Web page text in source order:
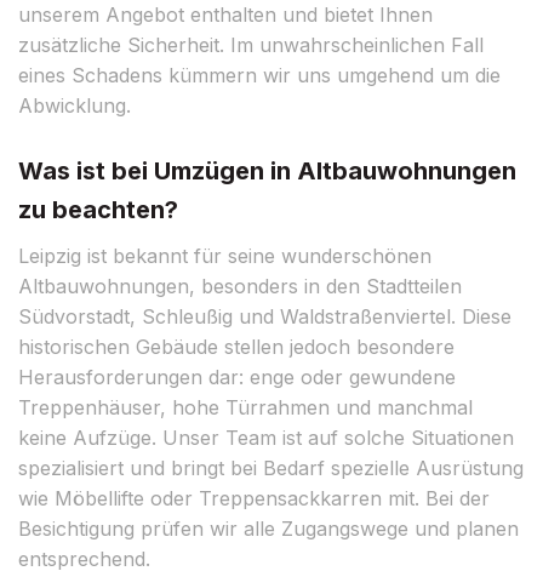
unserem Angebot enthalten und bietet Ihnen
zusätzliche Sicherheit. Im unwahrscheinlichen Fall
eines Schadens kümmern wir uns umgehend um die
Abwicklung.
Was ist bei Umzügen in Altbauwohnungen
zu beachten?
Leipzig ist bekannt für seine wunderschönen
Altbauwohnungen, besonders in den Stadtteilen
Südvorstadt, Schleußig und Waldstraßenviertel. Diese
historischen Gebäude stellen jedoch besondere
Herausforderungen dar: enge oder gewundene
Treppenhäuser, hohe Türrahmen und manchmal
keine Aufzüge. Unser Team ist auf solche Situationen
spezialisiert und bringt bei Bedarf spezielle Ausrüstung
wie Möbellifte oder Treppensackkarren mit. Bei der
Besichtigung prüfen wir alle Zugangswege und planen
entsprechend.